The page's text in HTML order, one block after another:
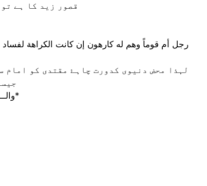
قصور زید کا ہے
لہذا محض دنیوی کدورت چاہۓ مقتدی کو امام
*والــــــلــــــہ تعالـــــــــے اعلـــــــــم *بالصــــــــواب*